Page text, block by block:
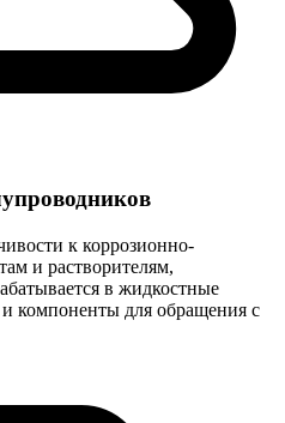
к коррозионно-
и растворителям,
в жидкостные
компоненты для обращения с